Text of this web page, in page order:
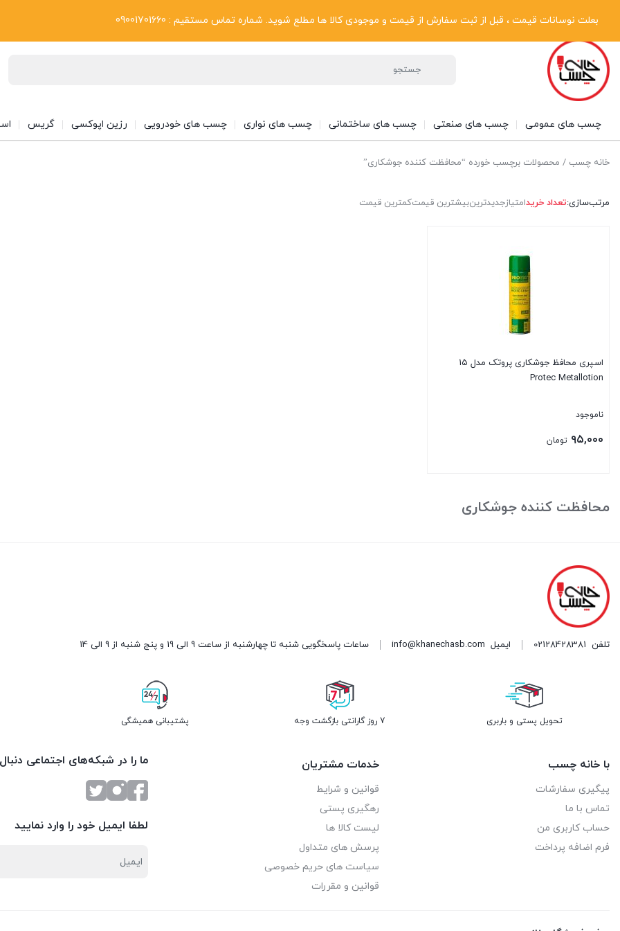
بعلت نوسانات قیمت ، قبل از ثبت سفارش از قیمت و موجودی کالا ها مطلع شوید. شماره تماس مستقیم : 09001701660
پیگیری سفارشات دریافت فاکتور رسمی تماس با ما درباره ما بلاگ
چسب های عمومی چسب های صنعتی چسب های ساختمانی چسب های نواری چسب های خودرویی رزین اپوکسی گریس
خانه چسب / محصولات برچسب خورده “محافظت کننده جوشکاری”
مرتب‌سازی:تعداد خریدامتیازجدیدترینبیشترین قیمتکمترین قیمت
اسپری محافظ جوشکاری پروتک مدل ۱۵
Protec Metallotion
ناموجود
۹۵,۰۰۰ تومان
محافظت کننده جوشکاری
تلفن 02128428381 ایمیل info@khanechasb.com ساعات پاسخگویی شنبه تا چهارشنبه از ساعت 9 الی 19 و پنج شنبه از 9 الی 14
تحویل پستی و باربری 7 روز گارانتی بازگشت وجه پشتیبانی همیشگی
با خانه چسب
پیگیری سفارشات
تماس با ما
حساب کاربری من
فرم اضافه پرداخت
خدمات مشتریان
قوانین و شرایط
رهگیری پستی
لیست کالا ها
پرسش های متداول
سیاست های حریم خصوصی
قوانین و مقررات
ما را در شبکه‌های اجتماعی
لطفا ایمیل خود را وارد نمایید